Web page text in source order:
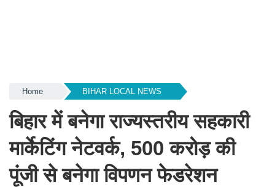
Home BIHAR LOCAL NEWS
बिहार में बनेगा राज्यस्तरीय सहकारी
मार्केटिंग नेटवर्क, 500 करोड़ की
पूंजी से बनेगा विपणन फेडरेशन